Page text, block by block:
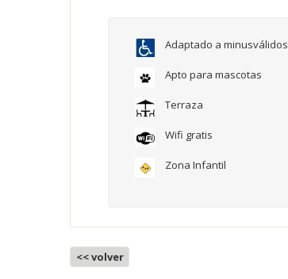
Adaptado a minusválidos
Apto para mascotas
Terraza
Wifi gratis
Zona Infantil
<< volver